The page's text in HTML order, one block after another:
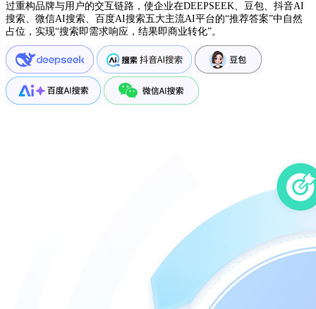
过重构品牌与用户的交互链路，使企业在DEEPSEEK、豆包、抖音AI
搜索、微信AI搜索、百度AI搜索五大主流AI平台的“推荐答案”中自然
占位，实现“搜索即需求响应，结果即商业转化”。